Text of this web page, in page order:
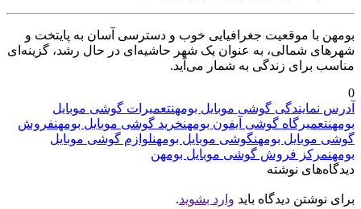
بومهن با موقعیت جغرافیایی خوب و دسترسی آسان به پایتخت و
شهرهای شمالی، به عنوان یک شهر حاشیه‌ای در حال رشد، گزینه‌ای
مناسب برای زندگی به شمار می‌آید.
0
آدرس نمایندگی گوشی موبایل بومهنتعمیرات گوشی موبایل
بومهنتعمیرگاه گوشی آیفون بومهنخرید گوشی موبایل بومهنفروش
گوشی موبایل بومهنگوشی موبایل بومهنلوازم گوشی موبایل
بومهنمرکز فروش گوشی موبایل بومهن
دیدگاه‌های نوشته
برای نوشتن دیدگاه باید وارد بشوید.